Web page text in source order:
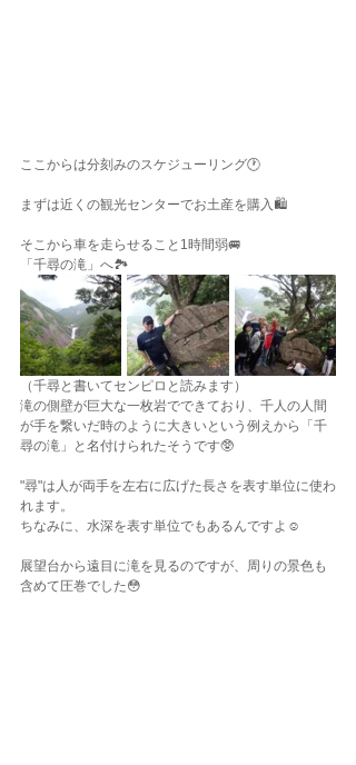
ここからは分刻みのスケジューリング🕐
まずは近くの観光センターでお土産を購入🛍️
そこから車を走らせること1時間弱🚐
「千尋の滝」へ🏞️
（千尋と書いてセンピロと読みます）
滝の側壁が巨大な一枚岩でできており、千人の人間
が手を繋いだ時のように大きいという例えから「千
尋の滝」と名付けられたそうです🥸
"尋"は人が両手を左右に広げた長さを表す単位に使わ
れます。
ちなみに、水深を表す単位でもあるんですよ☺️
展望台から遠目に滝を見るのですが、周りの景色も
含めて圧巻でした😳